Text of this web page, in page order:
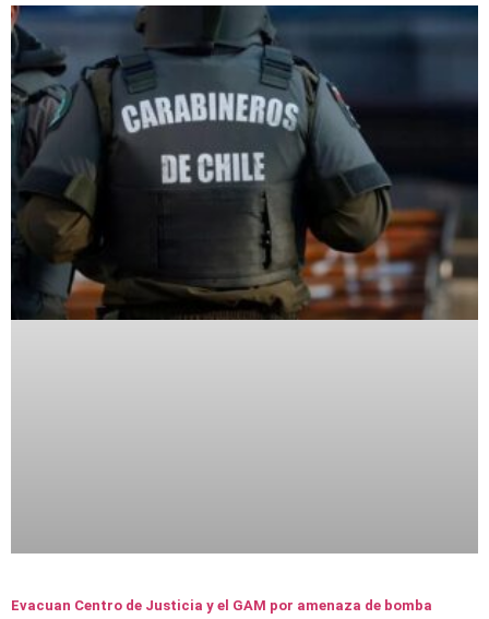
Evacuan Centro de Justicia y el GAM por amenaza de bomba